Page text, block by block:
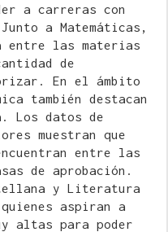
a carreras con
a Matemáticas,
entre las materias
de
En el ámbito
también destacan
Los datos de
muestran que
entre las
de aprobación.
y Literatura
aspiran a
altas para poder